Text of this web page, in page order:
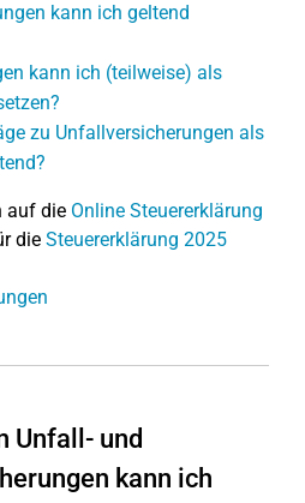
kann ich geltend
kann ich (teilweise) als
zu Unfallversicherungen als
auf die Online Steuererklärung
die Steuererklärung 2025
Unfall- und
kann ich